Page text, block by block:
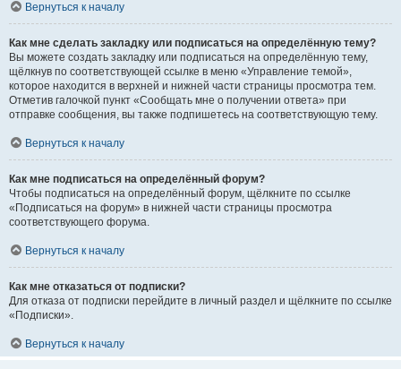
Вернуться к началу
Как мне сделать закладку или подписаться на определённую тему?
Вы можете создать закладку или подписаться на определённую тему,
щёлкнув по соответствующей ссылке в меню «Управление темой»,
которое находится в верхней и нижней части страницы просмотра тем.
Отметив галочкой пункт «Сообщать мне о получении ответа» при
отправке сообщения, вы также подпишетесь на соответствующую тему.
Вернуться к началу
Как мне подписаться на определённый форум?
Чтобы подписаться на определённый форум, щёлкните по ссылке
«Подписаться на форум» в нижней части страницы просмотра
соответствующего форума.
Вернуться к началу
Как мне отказаться от подписки?
Для отказа от подписки перейдите в личный раздел и щёлкните по ссылке
«Подписки».
Вернуться к началу